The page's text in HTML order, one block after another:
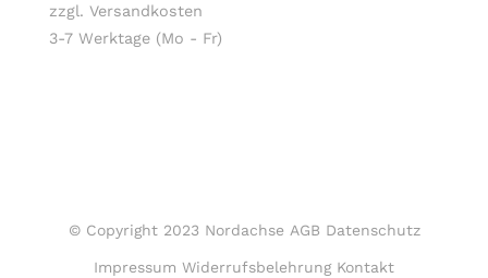
zzgl. Versandkosten
3-7 Werktage (Mo - Fr)
© Copyright 2023 Nordachse AGB Datenschutz
Impressum Widerrufsbelehrung Kontakt